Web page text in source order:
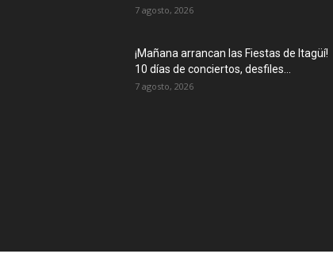
7 agosto, 2026
¡Mañana arrancan las Fiestas de Itagüí!
10 días de conciertos, desfiles...
7 agosto, 2026